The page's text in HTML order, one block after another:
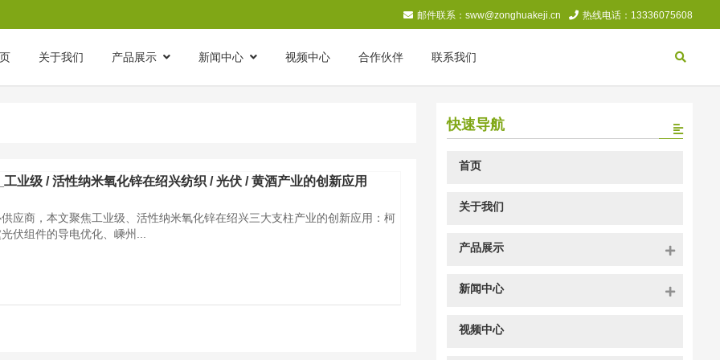
邮件联系：sww@zonghuakeji.cn 热线电话：13336075608
关于我们 产品展示 新闻中心 视频中心 合作伙伴 联系我们
业级 / 活性纳米氧化锌在绍兴纺织 / 光伏 / 黄酒产业的创新应用
应商，本文聚焦工业级、活性纳米氧化锌在绍兴三大支柱产业的创新应用：柯
伏组件的导电优化、嵊州...
快速导航
首页
关于我们
产品展示
新闻中心
视频中心